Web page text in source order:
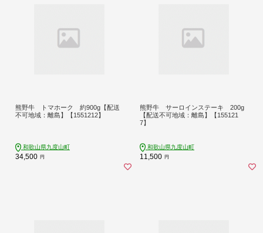
熊野牛 トマホーク 約900g【配送
不可地域：離島】【1551212】
和歌山県九度山町
34,500 円
熊野牛 サーロインステーキ 200g
【配送不可地域：離島】【155121
7】
和歌山県九度山町
11,500 円